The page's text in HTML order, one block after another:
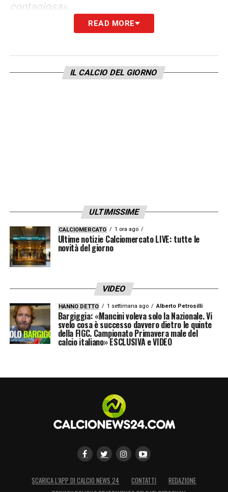
contagiosa».
SOLO UN GOL PRESO NELLE ULTIME 3 –
numero di occasioni concesse agli avversari,
subiamo molti gol. Ma abbiamo realizzato
i giocatori a disposizione»
LA PLAYLIST DELLE NOSTRE TOP NEWS
READ MORE
IL CALCIO DEL GIORNO
ULTIMISSIME
CALCIOMERCATO 1 ora ago
Ultime notizie Calciomercato LIVE: tutte le
novità del giorno
VIDEO
HANNO DETTO 1 settimana ago Alberto Petrosilli
Bargiggia: «Mancini voleva solo la Nazionale. Vi
svelo cosa è successo davvero dietro le quinte
della FIGC. Campionato Primavera male del
calcio italiano» ESCLUSIVA e VIDEO
SCARICA L’APP DI CALCIO NEWS 24 CONTATTI
REDAZIONE